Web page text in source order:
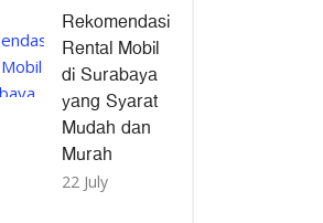
Rekomendasi
Rental Mobil
di Surabaya
yang Syarat
Mudah dan
Murah
22 July